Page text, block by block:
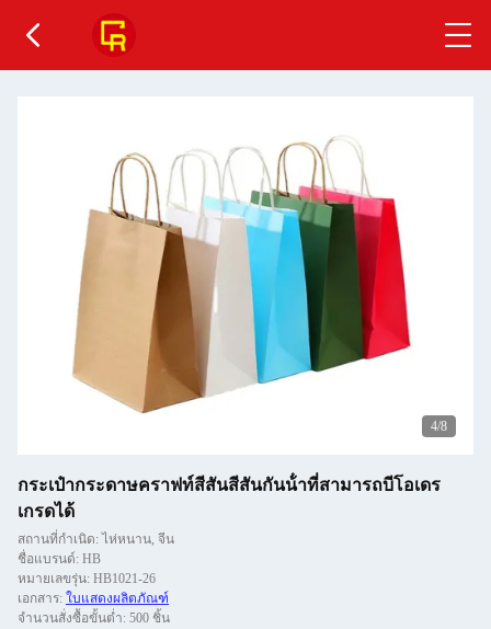
4/8
กระเป๋ากระดาษคราฟท์สีสันสีสันกันน้ําที่สามารถบีโอเดร
เกรดได้
สถานที่กำเนิด: ไห่หนาน, จีน
ชื่อแบรนด์: HB
หมายเลขรุ่น: HB1021-26
เอกสาร: ใบแสดงผลิตภัณฑ์
จำนวนสั่งซื้อขั้นต่ำ: 500 ชิ้น